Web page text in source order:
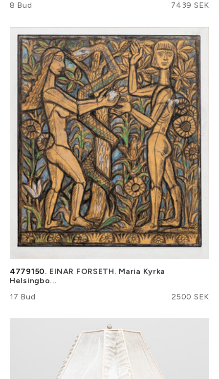
8 Bud
7439 SEK
4779150. EINAR FORSETH. Maria Kyrka
Helsingbo...
17 Bud
2500 SEK